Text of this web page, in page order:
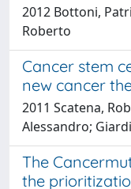
2012 Bottoni,
Roberto
Cancer stem
new cancer
2011 Scatena,
Alessandro;
The
the